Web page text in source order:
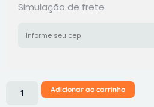
Simulação de frete
Adicionar ao carrinho